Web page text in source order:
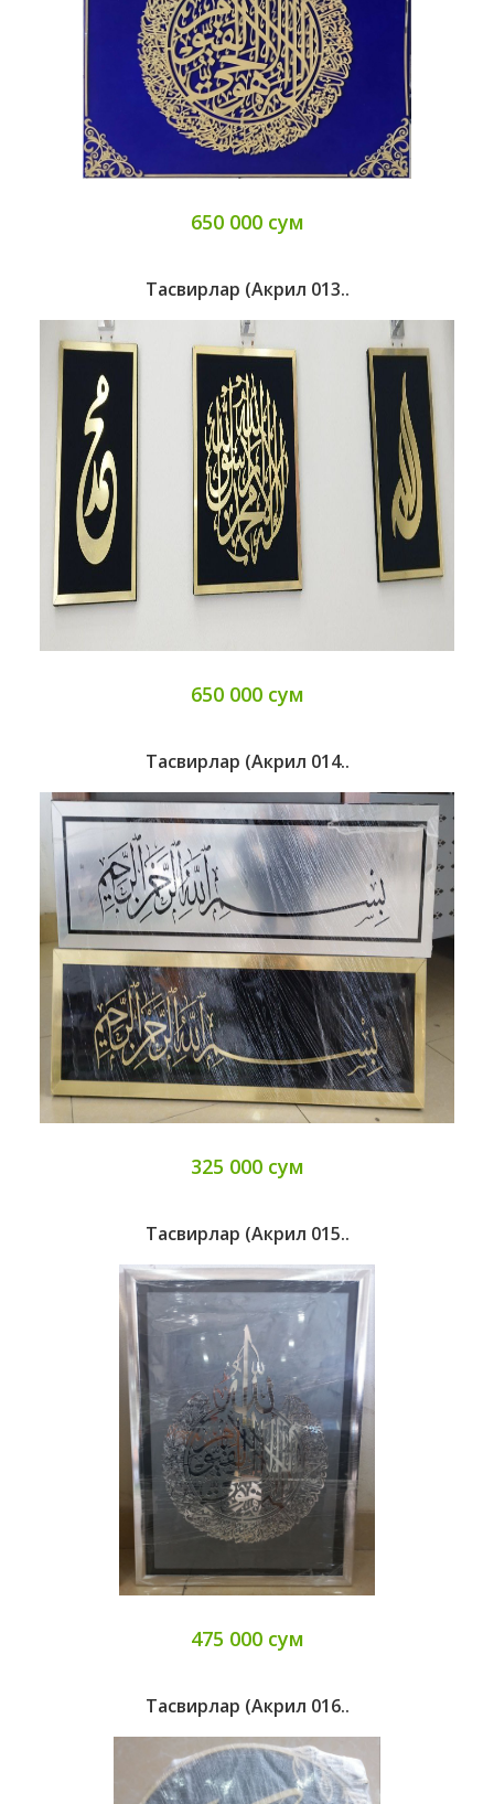
650 000 сум
Тасвирлар (Акрил 013..
650 000 сум
Тасвирлар (Акрил 014..
325 000 сум
Тасвирлар (Акрил 015..
475 000 сум
Тасвирлар (Акрил 016..